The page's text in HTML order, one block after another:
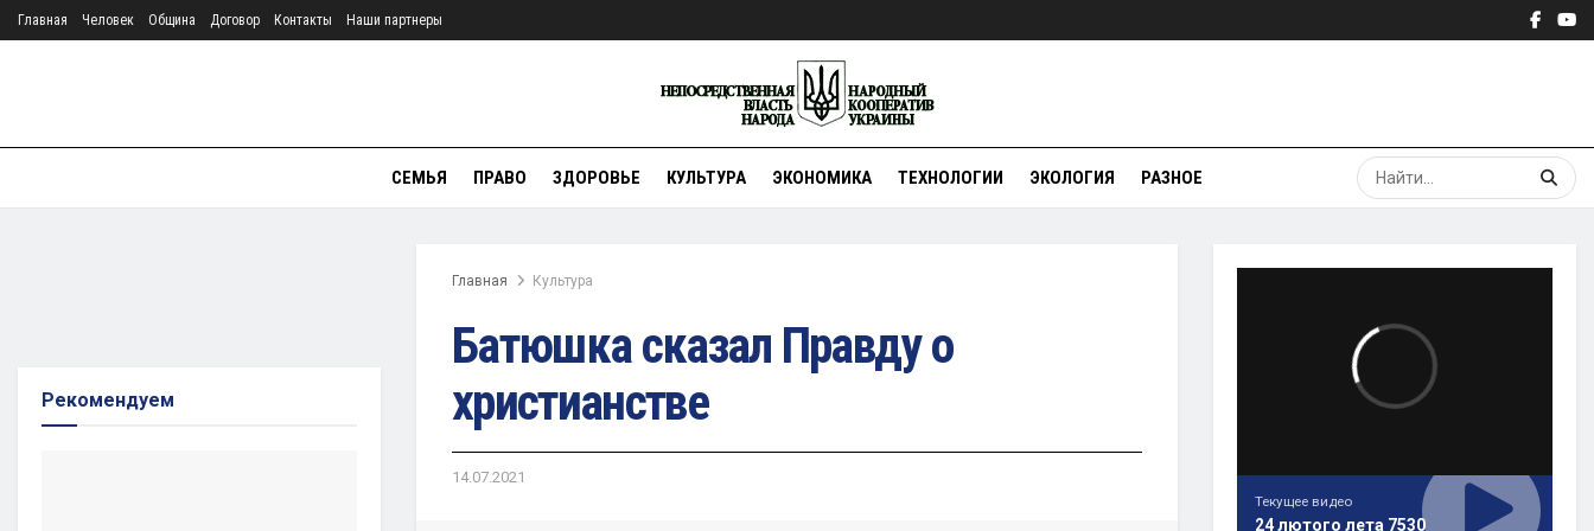
Главная Человек Община Договор Контакты Наши партнеры
СЕМЬЯ ПРАВО ЗДОРОВЬЕ КУЛЬТУРА ЭКОНОМИКА ТЕХНОЛОГИИ ЭКОЛОГИЯ РАЗНОЕ
Главная Культура
Батюшка сказал Правду о
христианстве
14.07.2021
Рекомендуем
Текущее видео
24 лютого лета 7530